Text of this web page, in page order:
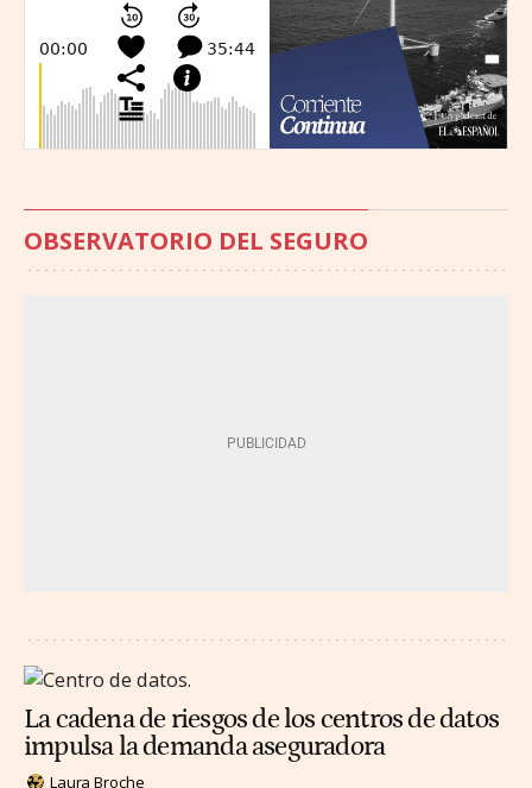
OBSERVATORIO DEL SEGURO
La cadena de riesgos de los centros de datos
impulsa la demanda aseguradora
Laura Broche